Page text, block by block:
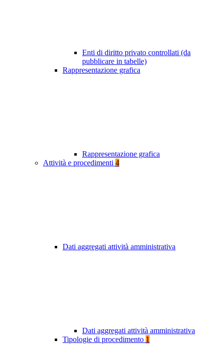
Enti di diritto privato controllati (da
pubblicare in tabelle)
Rappresentazione grafica
Rappresentazione grafica
Attività e procedimenti 4
Dati aggregati attività amministrativa
Dati aggregati attività amministrativa
Tipologie di procedimento 1